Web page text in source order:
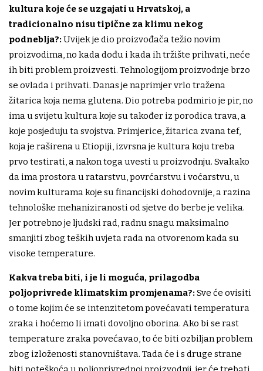
kultura koje će se uzgajati u Hrvatskoj, a
tradicionalno nisu tipične za klimu nekog
podneblja?: Uvijek je dio proizvođača težio novim
proizvodima, no kada dođu i kada ih tržište prihvati, neće
ih biti problem proizvesti. Tehnologijom proizvodnje brzo
se ovlada i prihvati. Danas je naprimjer vrlo tražena
žitarica koja nema glutena. Dio potreba podmirio je pir, no
ima u svijetu kultura koje su također iz porodica trava, a
koje posjeduju ta svojstva. Primjerice, žitarica zvana tef,
koja je raširena u Etiopiji, izvrsna je kultura koju treba
prvo testirati, a nakon toga uvesti u proizvodnju. Svakako
da ima prostora u ratarstvu, povrćarstvu i voćarstvu, u
novim kulturama koje su financijski dohodovnije, a razina
tehnološke mehaniziranosti od sjetve do berbe je velika.
Jer potrebno je ljudski rad, radnu snagu maksimalno
smanjiti zbog teških uvjeta rada na otvorenom kada su
visoke temperature.
Kakva treba biti, i je li moguća, prilagodba
poljoprivrede klimatskim promjenama?: Sve će ovisiti
o tome kojim će se intenzitetom povećavati temperatura
zraka i hoćemo li imati dovoljno oborina. Ako bi se rast
temperature zraka povećavao, to će biti ozbiljan problem
zbog izloženosti stanovništava. Tada će i s druge strane